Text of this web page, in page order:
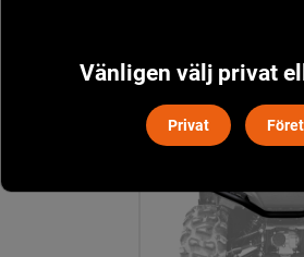
Vänligen välj privat
Privat